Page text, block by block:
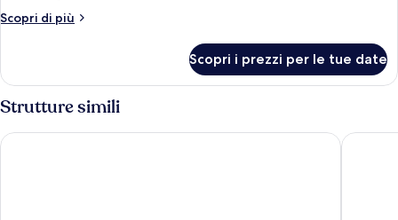
king
Scopri di più
Altri
1
king
Scopri i prezzi per le tue date
Strutture simili
Li Gao Exclusive Hotel Days